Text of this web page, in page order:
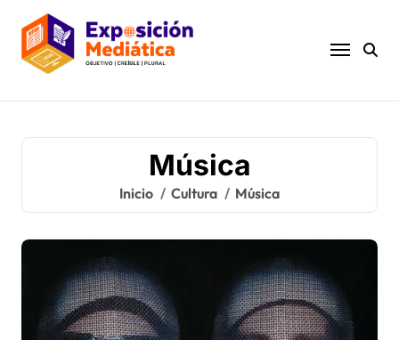
contenido
Música
Inicio Cultura Música